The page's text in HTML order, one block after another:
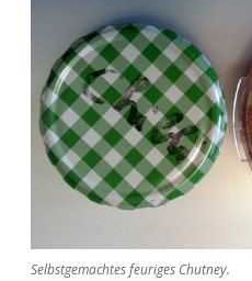
Selbstgemachtes feuriges Chutney.